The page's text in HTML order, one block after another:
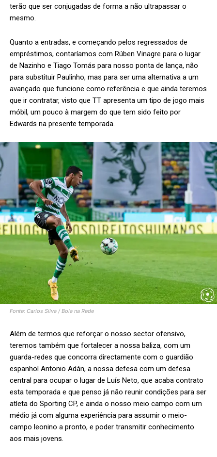
terão que ser conjugadas de forma a não ultrapassar o
mesmo.
Quanto a entradas, e começando pelos regressados de
empréstimos, contaríamos com Rúben Vinagre para o lugar
de Nazinho e Tiago Tomás para nosso ponta de lança, não
para substituir Paulinho, mas para ser uma alternativa a um
avançado que funcione como referência e que ainda teremos
que ir contratar, visto que TT apresenta um tipo de jogo mais
móbil, um pouco à margem do que tem sido feito por
Edwards na presente temporada.
Fonte: Carlos Silva / Bola na Rede
Além de termos que reforçar o nosso sector ofensivo,
teremos também que fortalecer a nossa baliza, com um
guarda-redes que concorra directamente com o guardião
espanhol Antonio Adán, a nossa defesa com um defesa
central para ocupar o lugar de Luís Neto, que acaba contrato
esta temporada e que penso já não reunir condições para ser
atleta do Sporting CP, e ainda o nosso meio campo com um
médio já com alguma experiência para assumir o meio-
campo leonino a pronto, e poder transmitir conhecimento
aos mais jovens.